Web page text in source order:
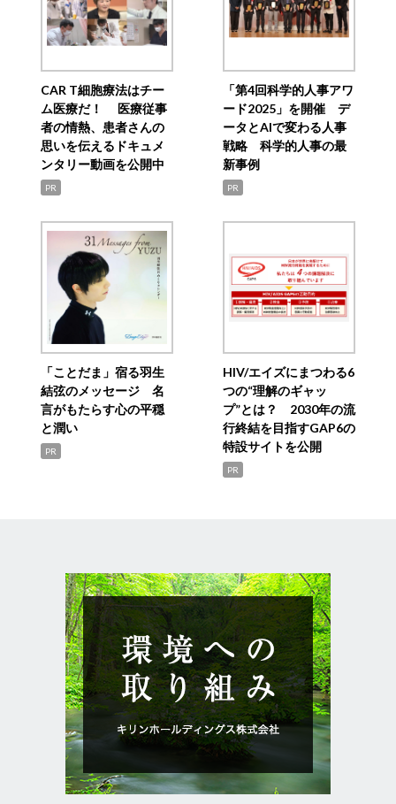
CAR T細胞療法はチー
ム医療だ！ 医療従事
者の情熱、患者さんの
思いを伝えるドキュメ
ンタリー動画を公開中
PR
「第4回科学的人事アワ
ード2025」を開催 デ
ータとAIで変わる人事
戦略 科学的人事の最
新事例
PR
「ことだま」宿る羽生
結弦のメッセージ 名
言がもたらす心の平穏
と潤い
PR
HIV/エイズにまつわる6
つの“理解のギャッ
プ”とは？ 2030年の流
行終結を目指すGAP6の
特設サイトを公開
PR